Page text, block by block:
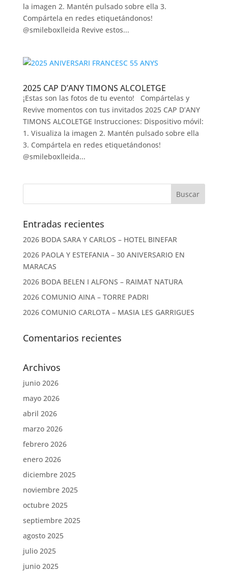
la imagen 2. Mantén pulsado sobre ella 3.
Compártela en redes etiquetándonos!
@smileboxlleida Revive estos...
2025 CAP D’ANY TIMONS ALCOLETGE
¡Estas son las fotos de tu evento! Compártelas y
Revive momentos con tus invitados 2025 CAP D’ANY
TIMONS ALCOLETGE Instrucciones: Dispositivo móvil:
1. Visualiza la imagen 2. Mantén pulsado sobre ella
3. Compártela en redes etiquetándonos!
@smileboxlleida...
Entradas recientes
2026 BODA SARA Y CARLOS – HOTEL BINEFAR
2026 PAOLA Y ESTEFANIA – 30 ANIVERSARIO EN
MARACAS
2026 BODA BELEN I ALFONS – RAIMAT NATURA
2026 COMUNIO AINA – TORRE PADRI
2026 COMUNIO CARLOTA – MASIA LES GARRIGUES
Comentarios recientes
Archivos
junio 2026
mayo 2026
abril 2026
marzo 2026
febrero 2026
enero 2026
diciembre 2025
noviembre 2025
octubre 2025
septiembre 2025
agosto 2025
julio 2025
junio 2025